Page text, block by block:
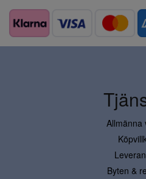
Allmänna
Byten &